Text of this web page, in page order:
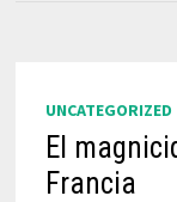
UNCATEGORIZED
El
Francia